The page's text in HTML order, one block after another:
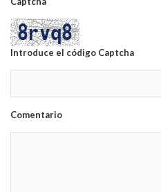
Introduce el código Captcha
Comentario